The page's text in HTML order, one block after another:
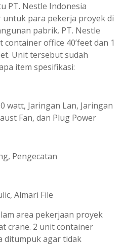
PT. Nestle Indonesia
untuk para pekerja proyek di
pabrik. PT. Nestle
office 40’feet dan 1
Unit tersebut sudah
item spesifikasi:
watt, Jaringan Lan, Jaringan
Fan, dan Plug Power
Pengecatan
Almari File
area pekerjaan proyek
crane. 2 unit container
ditumpuk agar tidak